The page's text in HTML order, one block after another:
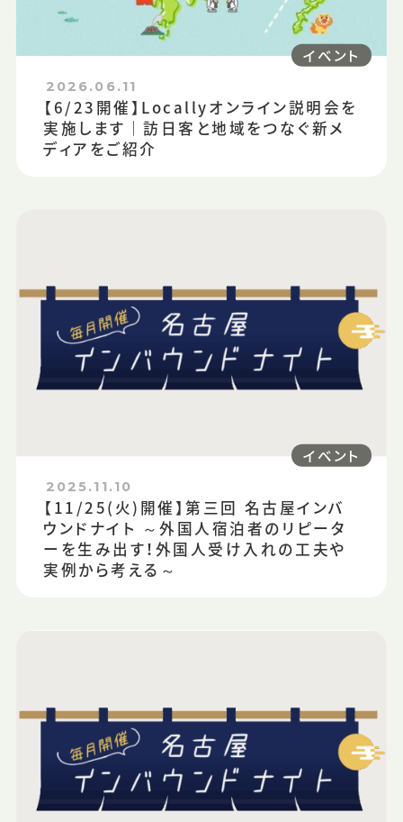
イベント
2026.06.11
【6/23開催】Locallyオンライン説明会を
実施します｜訪日客と地域をつなぐ新メ
ディアをご紹介
イベント
2025.11.10
【11/25(火)開催】第三回 名古屋インバ
ウンドナイト ～外国人宿泊者のリピータ
ーを生み出す！外国人受け入れの工夫や
実例から考える～